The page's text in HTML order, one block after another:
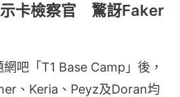
示卡檢察官 驚訝Faker
吧「T1 Base Camp」後，
、Keria、Peyz及Doran均